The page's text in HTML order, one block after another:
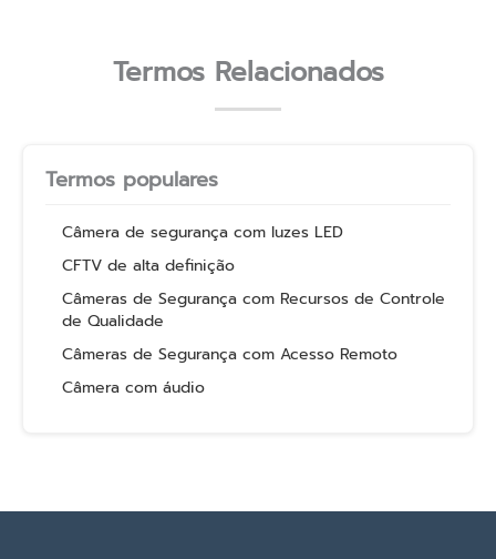
Termos Relacionados
Termos populares
Câmera de segurança com luzes LED
CFTV de alta definição
Câmeras de Segurança com Recursos de Controle
de Qualidade
Câmeras de Segurança com Acesso Remoto
Câmera com áudio